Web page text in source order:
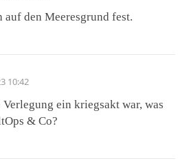
auf den Meeresgrund fest.
10:42
ein kriegsakt war, was
& Co?